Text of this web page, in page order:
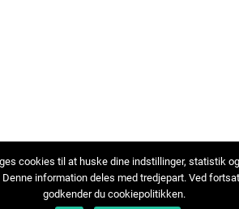
cookies til at huske dine indstillinger, statistik
Denne information deles med tredjepart. Ved
godkender du cookiepolitikken.